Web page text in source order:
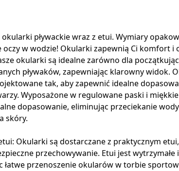
pływackie wraz z etui. Wymiary
oczy w wodzie! Okularki zapewnią Ci komfort i
okularki są idealne zarówno dla
pływaków, zapewniając klarowny widok.
tak, aby zapewnić idealne
Wyposażone w regulowane paski i
dopasowanie, eliminując przeciekanie
skóry.
Okularki są dostarczane z praktycznym
przechowywanie. Etui jest
łatwe przenoszenie okularów w torbie